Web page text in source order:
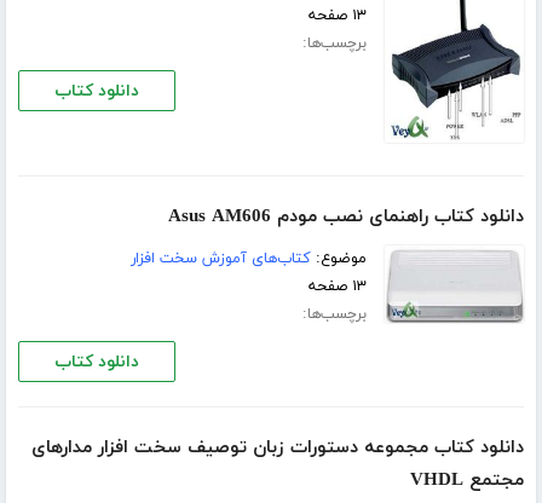
۱۳ صفحه
برچسب‌ها:
دانلود کتاب
دانلود کتاب راهنمای نصب مودم Asus AM606
موضوع:کتاب‌های آموزش سخت افزار
۱۳ صفحه
برچسب‌ها:
دانلود کتاب
دانلود کتاب مجموعه دستورات زبان توصیف سخت افزار مدارهای
مجتمع VHDL